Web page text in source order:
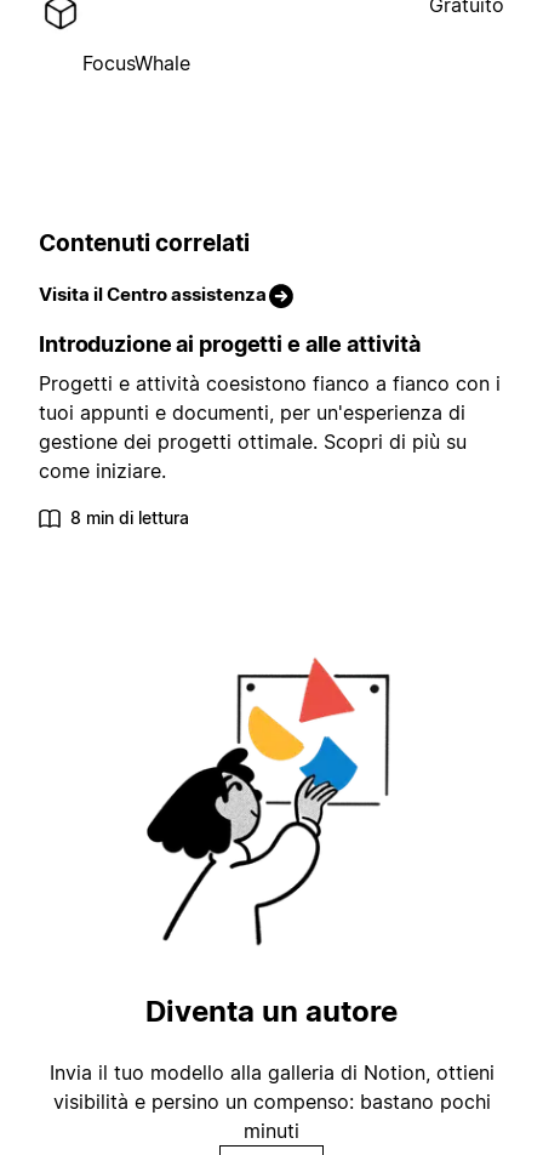
FocusWhale
Contenuti correlati
Visita il Centro assistenza
Introduzione ai progetti e alle attività
Progetti e attività coesistono fianco a fianco con i
tuoi appunti e documenti, per un'esperienza di
gestione dei progetti ottimale. Scopri di più su
come iniziare.
8 min di lettura
Diventa un autore
Invia il tuo modello alla galleria di Notion, ottieni
visibilità e persino un compenso: bastano pochi
minuti